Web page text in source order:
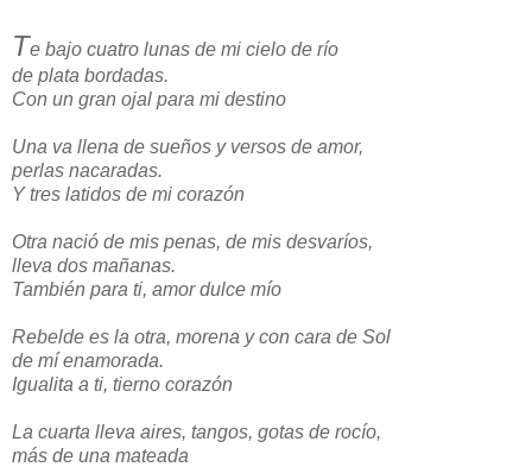
Te bajo cuatro lunas de mi cielo de río
de plata bordadas.
Con un gran ojal para mi destino
Una va llena de sueños y versos de amor,
perlas nacaradas.
Y tres latidos de mi corazón
Otra nació de mis penas, de mis desvaríos,
lleva dos mañanas.
También para ti, amor dulce mío
Rebelde es la otra, morena y con cara de Sol
de mí enamorada.
Igualita a ti, tierno corazón
La cuarta lleva aires, tangos, gotas de rocío,
más de una mateada